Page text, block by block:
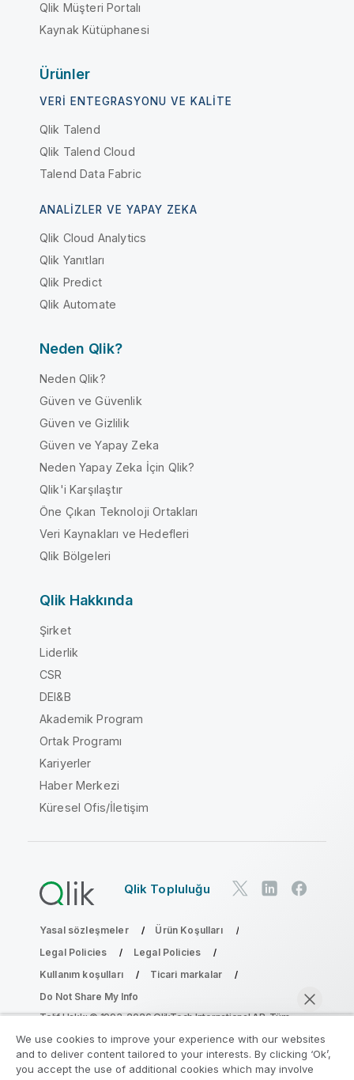
Qlik Müşteri Portalı
Kaynak Kütüphanesi
Ürünler
VERI ENTEGRASYONU VE KALITE
Qlik Talend
Qlik Talend Cloud
Talend Data Fabric
ANALIZLER VE YAPAY ZEKA
Qlik Cloud Analytics
Qlik Yanıtları
Qlik Predict
Qlik Automate
Neden Qlik?
Neden Qlik?
Güven ve Güvenlik
Güven ve Gizlilik
Güven ve Yapay Zeka
Neden Yapay Zeka İçin Qlik?
Qlik'i Karşılaştır
Öne Çıkan Teknoloji Ortakları
Veri Kaynakları ve Hedefleri
Qlik Bölgeleri
Qlik Hakkında
Şirket
Liderlik
CSR
DEI&B
Akademik Program
Ortak Programı
Kariyerler
Haber Merkezi
Küresel Ofis/İletişim
Qlik Topluluğu
Yasal sözleşmeler
Ürün Koşulları
Legal Policies
Legal Policies
Kullanım koşulları
Ticari markalar
Do Not Share My Info
Telif Hakkı © 1993-2026 QlikTech International AB. Tüm
We use cookies to improve your experience with our websites
and to deliver content tailored to your interests. By clicking ‘Ok’,
you accept the use of additional cookies which may involve